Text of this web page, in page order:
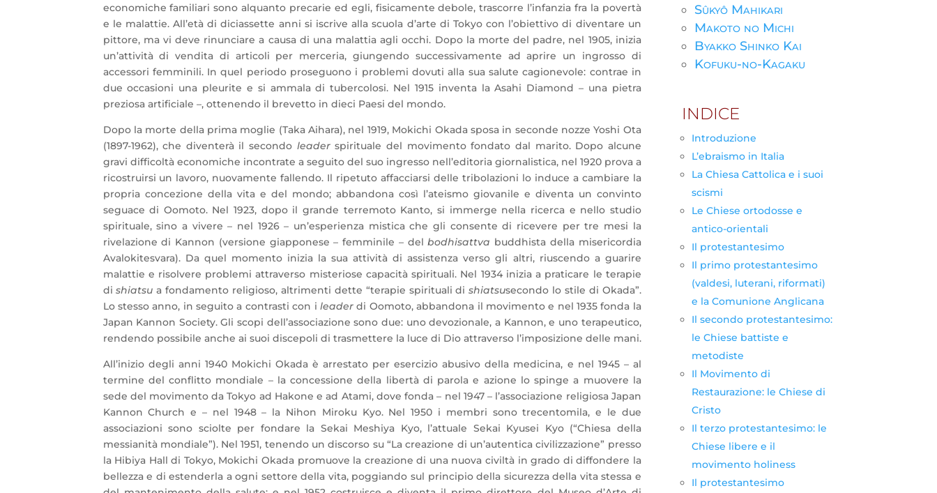
economiche familiari sono alquanto precarie ed egli, fisicamente debole, trascorre l’infanzia fra la povertà
e le malattie. All’età di diciassette anni si iscrive alla scuola d’arte di Tokyo con l’obiettivo di diventare un
pittore, ma vi deve rinunciare a causa di una malattia agli occhi. Dopo la morte del padre, nel 1905, inizia
un’attività di vendita di articoli per merceria, giungendo successivamente ad aprire un ingrosso di
accessori femminili. In quel periodo proseguono i problemi dovuti alla sua salute cagionevole: contrae in
due occasioni una pleurite e si ammala di tubercolosi. Nel 1915 inventa la Asahi Diamond – una pietra
preziosa artificiale –, ottenendo il brevetto in dieci Paesi del mondo.
Dopo la morte della prima moglie (Taka Aihara), nel 1919, Mokichi Okada sposa in seconde nozze Yoshi Ota
(1897-1962), che diventerà il secondo leaderspirituale del movimento fondato dal marito. Dopo alcune
gravi difficoltà economiche incontrate a seguito del suo ingresso nell’editoria giornalistica, nel 1920 prova a
ricostruirsi un lavoro, nuovamente fallendo. Il ripetuto affacciarsi delle tribolazioni lo induce a cambiare la
propria concezione della vita e del mondo; abbandona così l’ateismo giovanile e diventa un convinto
seguace di Oomoto. Nel 1923, dopo il grande terremoto Kanto, si immerge nella ricerca e nello studio
spirituale, sino a vivere – nel 1926 – un’esperienza mistica che gli consente di ricevere per tre mesi la
rivelazione di Kannon (versione giapponese – femminile – delbodhisattva buddhista della misericordia
Avalokitesvara). Da quel momento inizia la sua attività di assistenza verso gli altri, riuscendo a guarire
malattie e risolvere problemi attraverso misteriose capacità spirituali. Nel 1934 inizia a praticare le terapie
dishiatsu a fondamento religioso, altrimenti dette “terapie spirituali dishiatsusecondo lo stile di Okada”.
Lo stesso anno, in seguito a contrasti con i leaderdi Oomoto, abbandona il movimento e nel 1935 fonda la
Japan Kannon Society. Gli scopi dell’associazione sono due: uno devozionale, a Kannon, e uno terapeutico,
rendendo possibile anche ai suoi discepoli di trasmettere la luce di Dio attraverso l’imposizione delle mani.
All’inizio degli anni 1940 Mokichi Okada è arrestato per esercizio abusivo della medicina, e nel 1945 – al
termine del conflitto mondiale – la concessione della libertà di parola e azione lo spinge a muovere la
sede del movimento da Tokyo ad Hakone e ad Atami, dove fonda – nel 1947 – l’associazione religiosa Japan
Kannon Church e – nel 1948 – la Nihon Miroku Kyo. Nel 1950 i membri sono trecentomila, e le due
associazioni sono sciolte per fondare la Sekai Meshiya Kyo, l’attuale Sekai Kyusei Kyo (“Chiesa della
messianità mondiale”). Nel 1951, tenendo un discorso su “La creazione di un’autentica civilizzazione” presso
la Hibiya Hall di Tokyo, Mokichi Okada promuove la creazione di una nuova civiltà in grado di diffondere la
bellezza e di estenderla a ogni settore della vita, poggiando sul principio della sicurezza della vita stessa e
Sûkyô Mahikari
Makoto no Michi
Byakko Shinko Kai
Kofuku-no-Kagaku
INDICE
Introduzione
L’ebraismo in Italia
La Chiesa Cattolica e i suoi
scismi
Le Chiese ortodosse e
antico-orientali
Il protestantesimo
Il primo protestantesimo
(valdesi, luterani, riformati)
e la Comunione Anglicana
Il secondo protestantesimo:
le Chiese battiste e
metodiste
Il Movimento di
Restaurazione: le Chiese di
Cristo
Il terzo protestantesimo: le
Chiese libere e il
movimento holiness
Il protestantesimo